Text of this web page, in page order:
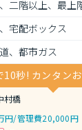
二階以上、最上
宅配ボックス
、都市ガス
10秒! カンタン
村橋
円/管理費20,000円